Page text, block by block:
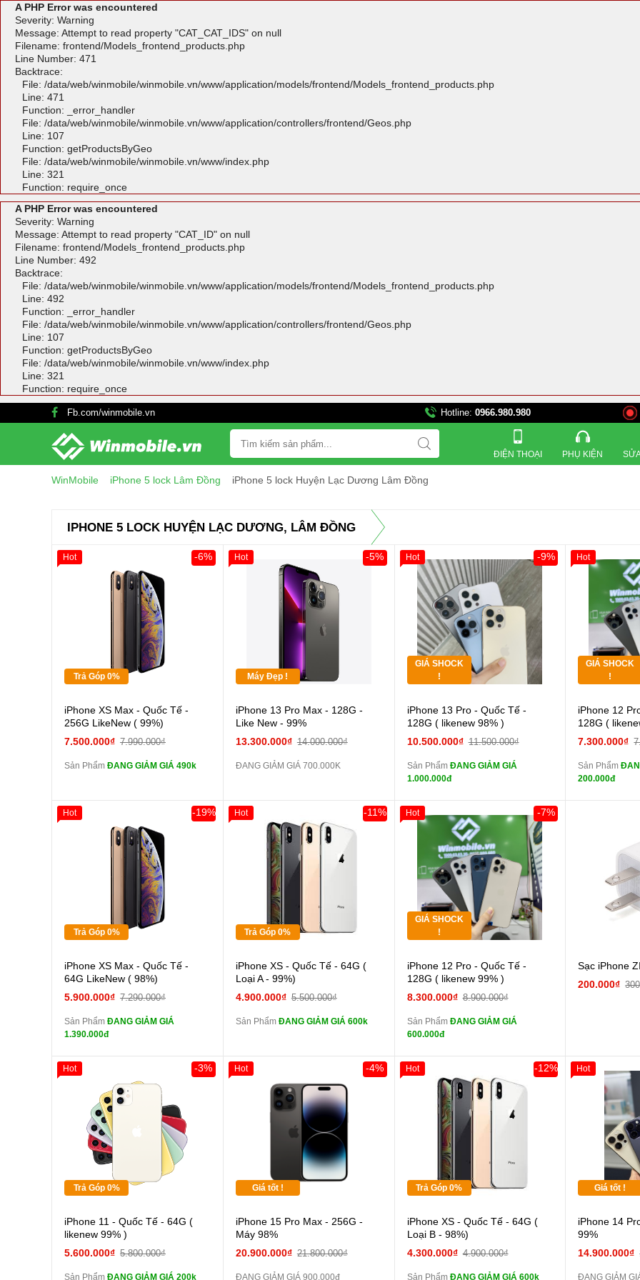
A PHP Error was encountered
Severity: Warning
Message: Attempt to read property "CAT_CAT_IDS" on null
Filename: frontend/Models_frontend_products.php
Line Number: 471
Backtrace:
File: /data/web/winmobile/winmobile.vn/www/application/models/frontend/Models_frontend_products.php
Line: 471
Function: _error_handler
File: /data/web/winmobile/winmobile.vn/www/application/controllers/frontend/Geos.php
Line: 107
Function: getProductsByGeo
File: /data/web/winmobile/winmobile.vn/www/index.php
Line: 321
Function: require_once
A PHP Error was encountered
Severity: Warning
Message: Attempt to read property "CAT_ID" on null
Filename: frontend/Models_frontend_products.php
Line Number: 492
Backtrace:
File: /data/web/winmobile/winmobile.vn/www/application/models/frontend/Models_frontend_products.php
Line: 492
Function: _error_handler
File: /data/web/winmobile/winmobile.vn/www/application/controllers/frontend/Geos.php
Line: 107
Function: getProductsByGeo
File: /data/web/winmobile/winmobile.vn/www/index.php
Line: 321
Function: require_once
Fb.com/winmobile.vn Hotline: 0966.980.980821 Đường 3 tháng 2,
ĐIỆN THOẠI PHỤ KIỆN
WinMobile iPhone 5 lock Lâm Đồng iPhone 5 lock Huyện Lạc Dương Lâm Đồng
IPHONE 5 LOCK HUYỆN LẠC DƯƠNG, LÂM ĐỒNG
Trả Góp 0%
Giảm 100.000đ
Khách Hàng
Tặng
Cường lực 10D full
màn
tai nghe iPhone 6S
Pin dự phòng và
các Phụ Kiện Khác
iPhone XS Max - Quốc Tế -
256G LikeNew ( 99%)
7.500.000₫ 7.990.000₫
-6%
Sản Phẩm ĐANG GIẢM GIÁ 490k
Hot
Máy Đẹp !
iPhone 13 Pro Max - 128G -
Like New - 99%
13.300.000₫ 14.000.000₫
-5%
ĐANG GIẢM GIÁ 700.000K
Hot
GIÁ SHOCK
!
Giảm 100.000đ
Khách Hàng
Thân Thiết
Tặng
Tặng
Cường lực 10D full
màn
tai nghe iPhone 6S
Pin dự phòng và
các Phụ Kiện Khác
iPhone 13 Pro - Quốc Tế -
128G ( likenew 98% )
10.500.000₫ 11.500.000₫
-9%
Sản Phẩm ĐANG GIẢM GIÁ
1.000.000đ
Hot
GIÁ SHOCK
!
Giảm
Thân Thiết
Tặng
màn
các Phụ Kiện
iPhone 12
128G (
7.300.000₫
Sản Phẩm
200.000đ
Hot
Trả Góp 0%
Giảm 100.000đ
Khách Hàng
Tặng
Cường lực 10D full
màn
tai nghe iPhone 6S
Pin dự phòng và
các Phụ Kiện Khác
iPhone XS Max - Quốc Tế -
64G LikeNew ( 98%)
5.900.000₫ 7.290.000₫
-19%
Sản Phẩm ĐANG GIẢM GIÁ
1.390.000đ
Hot
Trả Góp 0%
Giảm 100.000đ
Khách Hàng
Thân Thiết
Tặng
Tặng
Cường lực 10D full
màn
tai nghe iPhone 6S
Pin dự phòng và
các Phụ Kiện Khác
iPhone XS - Quốc Tế - 64G (
Loại A - 99%)
4.900.000₫ 5.500.000₫
-11%
Sản Phẩm ĐANG GIẢM GIÁ 600k
Hot
GIÁ SHOCK
!
Giảm 100.000đ
Khách Hàng
Thân Thiết
Tặng
Cường lực 10D full
màn
tai nghe iPhone 6S
Pin dự phòng và
các Phụ Kiện Khác
iPhone 12 Pro - Quốc Tế -
128G ( likenew 99% )
8.300.000₫ 8.900.000₫
-7%
Sản Phẩm ĐANG GIẢM GIÁ
600.000đ
Hot
Sạc iPhone
200.000₫
Trả Góp 0%
Giảm 100.000đ
Khách Hàng
Thân Thiết
Tặng
Tặng
Tặng
Cường lực 10D full
màn
tai nghe iPhone 6S
iPhone 11 - Quốc Tế - 64G (
likenew 99% )
5.600.000₫ 5.800.000₫
-3%
Sản Phẩm ĐANG GIẢM GIÁ 200k
Hot
Giá tốt !
iPhone 15 Pro Max - 256G -
Máy 98%
20.900.000₫ 21.800.000₫
-4%
ĐANG GIẢM GIÁ 900.000đ
Hot
Trả Góp 0%
Giảm 100.000đ
Khách Hàng
Thân Thiết
Tặng
Tặng
Cường lực 10D full
màn
tai nghe iPhone 6S
iPhone XS - Quốc Tế - 64G (
Loại B - 98%)
4.300.000₫ 4.900.000₫
-12%
Sản Phẩm ĐANG GIẢM GIÁ 600k
Hot
Giá tốt !
iPhone 14
99%
14.900.000₫
ĐANG GIẢM
Hot